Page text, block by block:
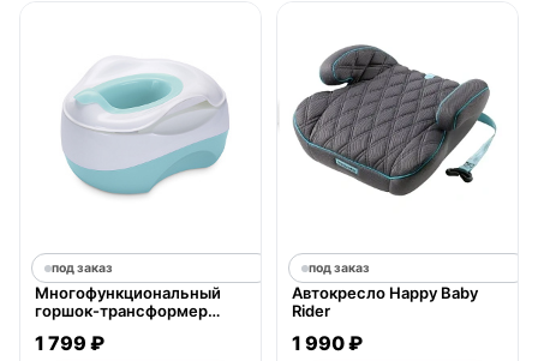
под заказ
Многофункциональный
горшок-трансформер
1 799 ₽
под заказ
Автокресло Happy Baby
Rider
1 990 ₽